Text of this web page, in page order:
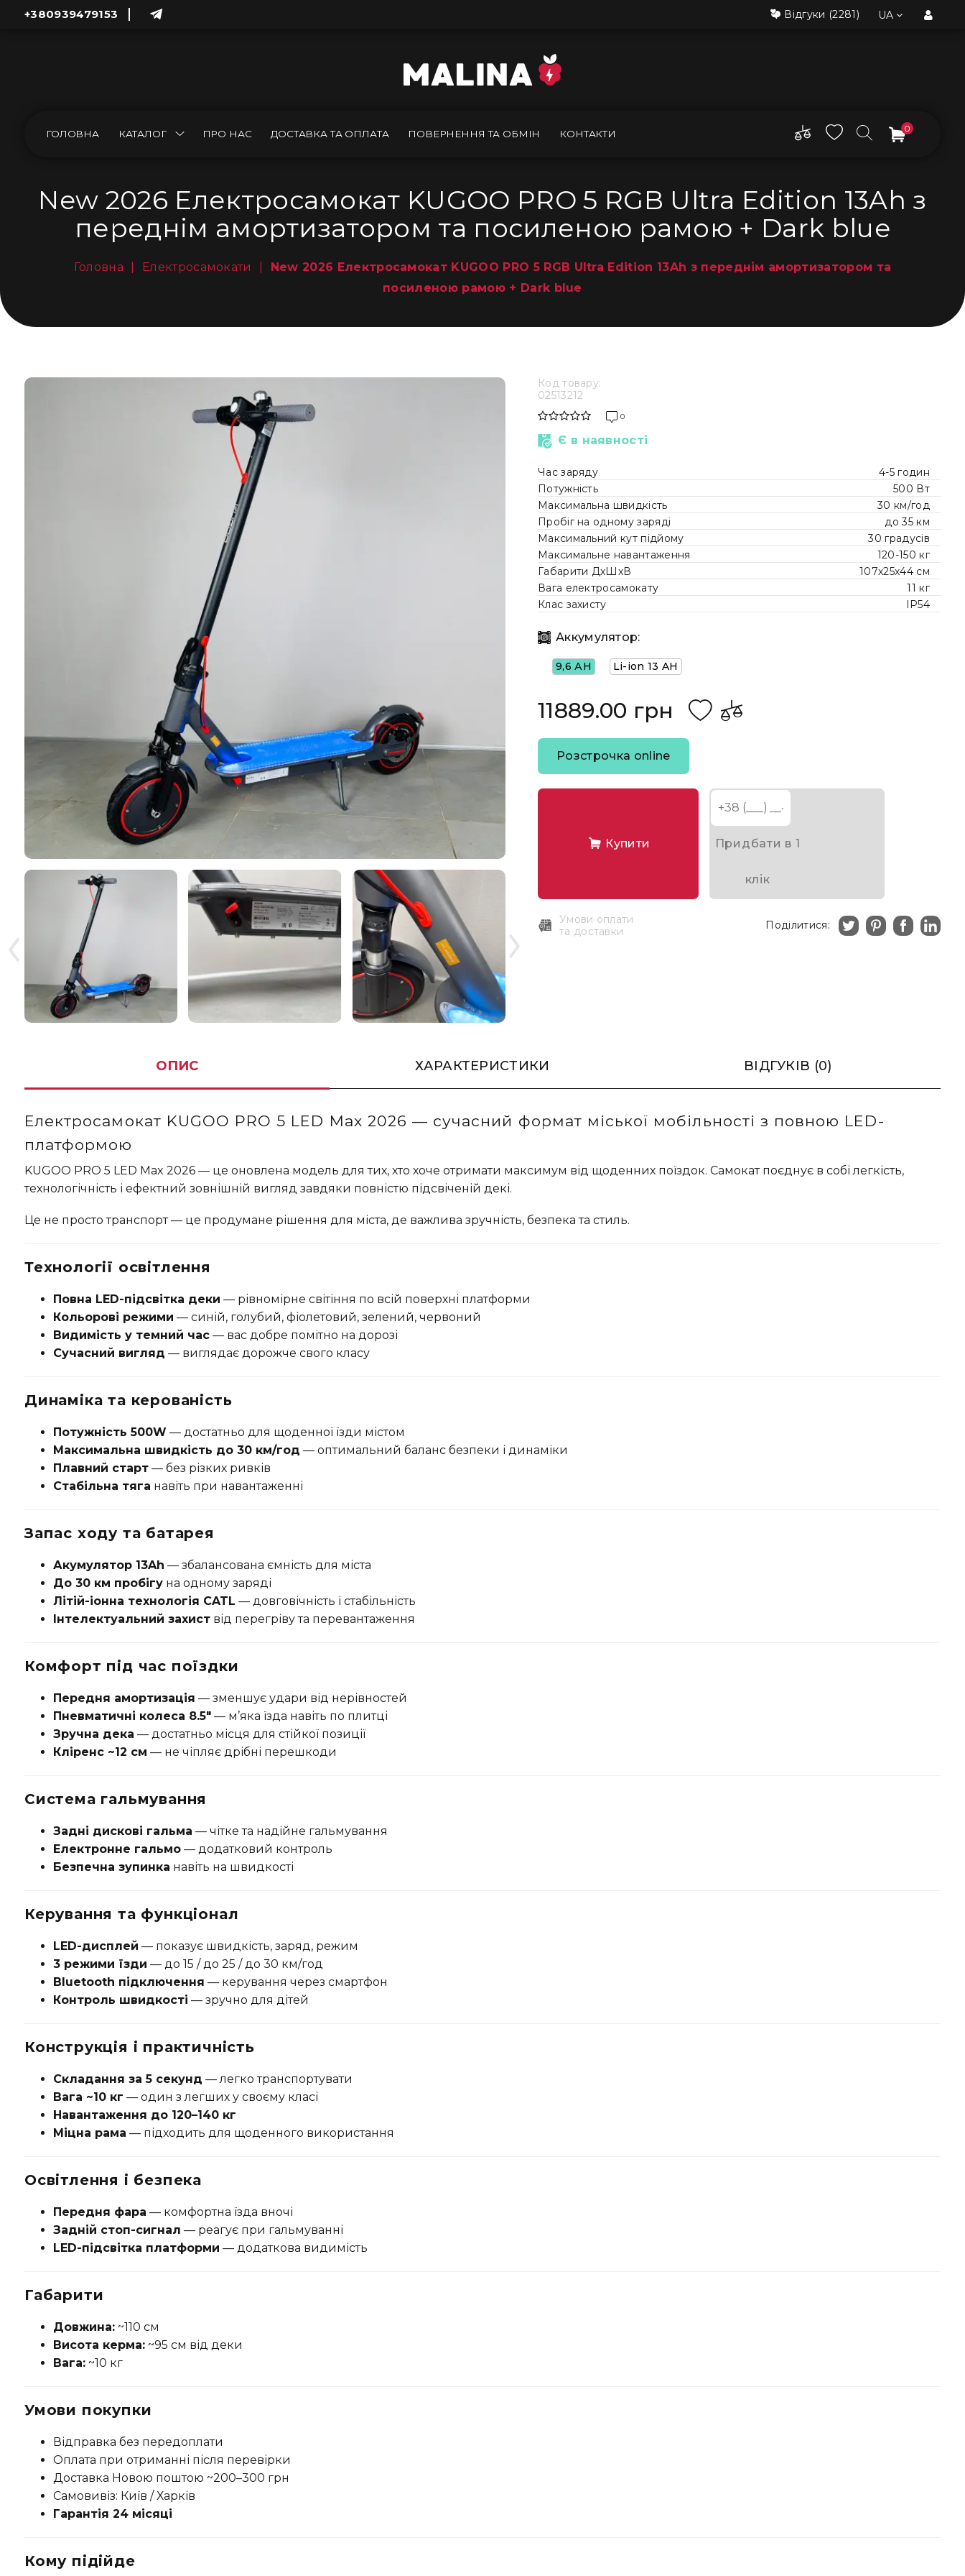
+380939479153 Відгуки (2281) UA
ГОЛОВНА КАТАЛОГ ПРО НАС ДОСТАВКА ТА ОПЛАТА ПОВЕРНЕННЯ ТА ОБМІН КОНТАКТИ 0
New 2026 Електросамокат KUGOO PRO 5 RGB Ultra Edition 13Ah з
переднім амортизатором та посиленою рамою + Dark blue
Головна Електросамокати
New 2026 Електросамокат KUGOO PRO 5 RGB Ultra Edition 13Ah з переднім амортизатором та
посиленою рамою + Dark blue
Код товару:
02513212
0
Є в наявності
Час заряду
4-5 годин
Потужність
500 Вт
Максимальна швидкість
30 км/год
Пробіг на одному заряді
до 35 км
Максимальний кут підйому
30 градусів
Максимальне навантаження
120-150 кг
Габарити ДхШхВ
107х25х44 см
Вага електросамокату
11 кг
Клас захисту
IP54
Аккумулятор:
9,6 АH Li-ion 13 AH
11889.00 грн
Розстрочка online
Купити Придбати в 1
клік
Умови оплати
та доставки
Поділитися:
ОПИС ХАРАКТЕРИСТИКИ ВІДГУКІВ (0)
Електросамокат KUGOO PRO 5 LED Max 2026 — сучасний формат міської мобільності з повною LED-
платформою
KUGOO PRO 5 LED Max 2026 — це оновлена модель для тих, хто хоче отримати максимум від щоденних поїздок. Самокат поєднує в собі легкість,
технологічність і ефектний зовнішній вигляд завдяки повністю підсвіченій декі.
Це не просто транспорт — це продумане рішення для міста, де важлива зручність, безпека та стиль.
Технології освітлення
Повна LED-підсвітка деки — рівномірне світіння по всій поверхні платформи
Кольорові режими — синій, голубий, фіолетовий, зелений, червоний
Видимість у темний час — вас добре помітно на дорозі
Сучасний вигляд — виглядає дорожче свого класу
Динаміка та керованість
Потужність 500W — достатньо для щоденної їзди містом
Максимальна швидкість до 30 км/год — оптимальний баланс безпеки і динаміки
Плавний старт — без різких ривків
Стабільна тяга навіть при навантаженні
Запас ходу та батарея
Акумулятор 13Ah — збалансована ємність для міста
До 30 км пробігу на одному заряді
Літій-іонна технологія CATL — довговічність і стабільність
Інтелектуальний захист від перегріву та перевантаження
Комфорт під час поїздки
Передня амортизація — зменшує удари від нерівностей
Пневматичні колеса 8.5" — м’яка їзда навіть по плитці
Зручна дека — достатньо місця для стійкої позиції
Кліренс ~12 см — не чіпляє дрібні перешкоди
Система гальмування
Задні дискові гальма — чітке та надійне гальмування
Електронне гальмо — додатковий контроль
Безпечна зупинка навіть на швидкості
Керування та функціонал
LED-дисплей — показує швидкість, заряд, режим
3 режими їзди — до 15 / до 25 / до 30 км/год
Bluetooth підключення — керування через смартфон
Контроль швидкості — зручно для дітей
Конструкція і практичність
Складання за 5 секунд — легко транспортувати
Вага ~10 кг — один з легших у своєму класі
Навантаження до 120–140 кг
Міцна рама — підходить для щоденного використання
Освітлення і безпека
Передня фара — комфортна їзда вночі
Задній стоп-сигнал — реагує при гальмуванні
LED-підсвітка платформи — додаткова видимість
Габарити
Довжина: ~110 см
Висота керма: ~95 см від деки
Вага: ~10 кг
Умови покупки
Відправка без передоплати
Оплата при отриманні після перевірки
Доставка Новою поштою ~200–300 грн
Самовивіз: Київ / Харків
Гарантія 24 місяці
Кому підійде